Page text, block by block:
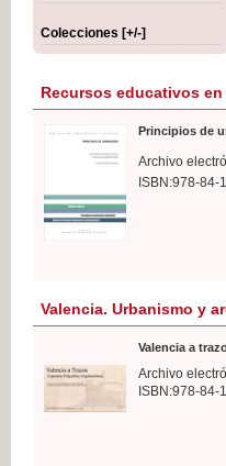
Colecciones [+/-]
Recursos educativos
Principios de
Archivo
ISBN:978-84-
Valencia. Urbanismo y
Valencia a
Archivo
ISBN:978-84-